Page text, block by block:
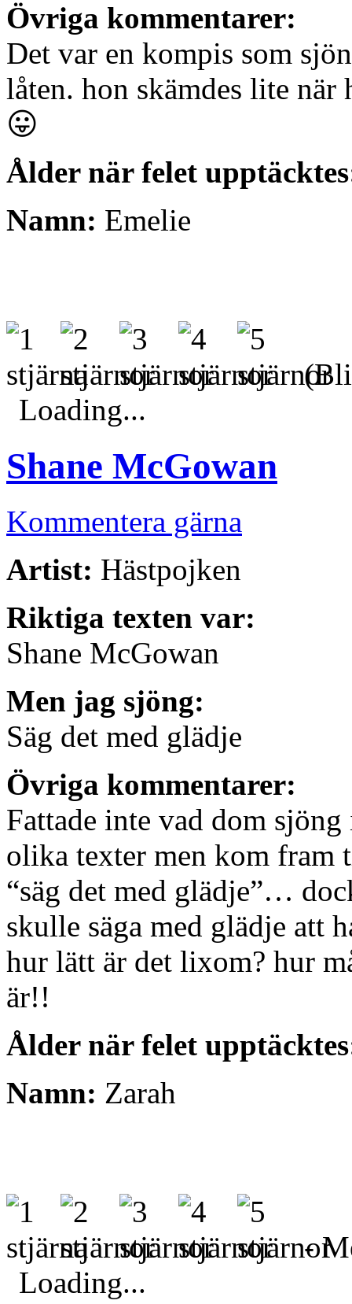
Övriga kommentarer:
Det var en kompis som
låten. hon skämdes lite
😛
Ålder när felet
Namn: Emelie
(Bli
Loading...
Shane McGowan
Kommentera gärna
Artist: Hästpojken
Riktiga texten var:
Shane McGowan
Men jag sjöng:
Säg det med glädje
Övriga kommentarer:
Fattade inte vad dom
olika texter men kom fram
“säg det med glädje”…
skulle säga med glädje att
hur lätt är det lixom? hur
är!!
Ålder när felet
Namn: Zarah
-
Loading...